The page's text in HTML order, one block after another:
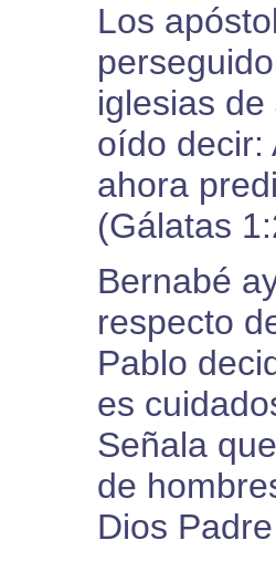
Los
iglesias
oído decir:
ahora
(Gálatas
Bernabé
respecto
Pablo
es
Señala
de
Dios